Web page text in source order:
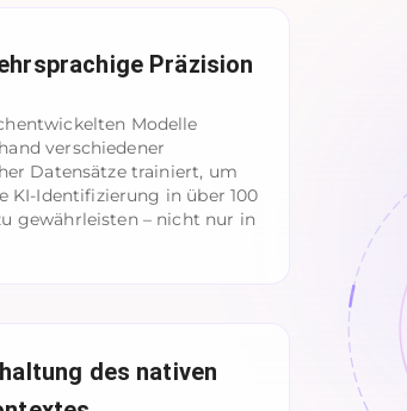
Präzision
Modelle
verschiedener
Datensätze trainiert, um
KI-Identifizierung in über 100
gewährleisten – nicht nur in
des nativen